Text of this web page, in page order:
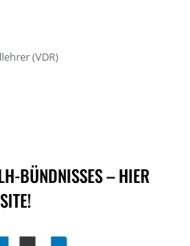
BÜNDNISSES – HIER